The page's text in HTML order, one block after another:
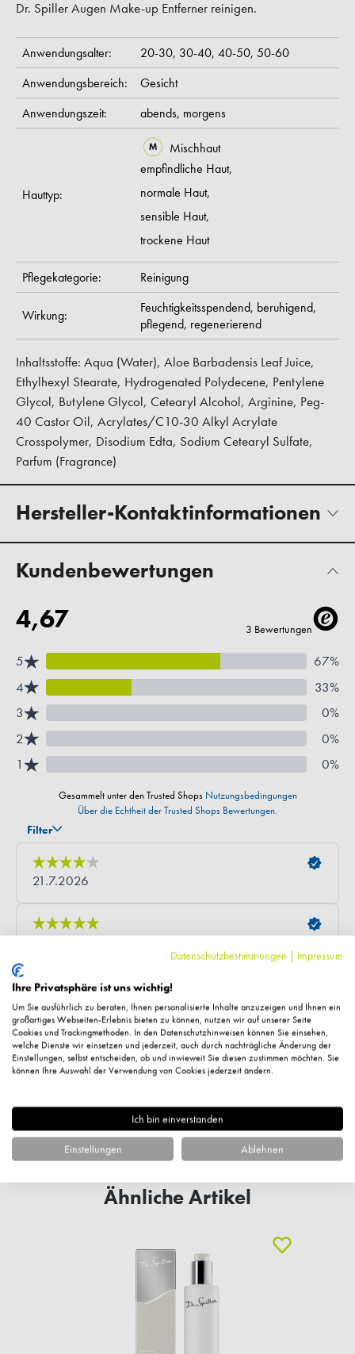
Dr. Spiller Augen Make-up Entferner reinigen.
Anwendungsalter: 20-30, 30-40, 40-50, 50-60
Anwendungsbereich:
Gesicht
Anwendungszeit:
abends, morgens
Hauttyp:
Mischhaut
empfindliche Haut,
normale Haut,
sensible Haut,
trockene Haut
Pflegekategorie: Reinigung
Wirkung: Feuchtigkeitsspendend, beruhigend,
pflegend, regenerierend
Inhaltsstoffe: Aqua (Water), Aloe Barbadensis Leaf Juice,
Ethylhexyl Stearate, Hydrogenated Polydecene, Pentylene
Glycol, Butylene Glycol, Cetearyl Alcohol, Arginine, Peg-
40 Castor Oil, Acrylates/C10-30 Alkyl Acrylate
Crosspolymer, Disodium Edta, Sodium Cetearyl Sulfate,
Parfum (Fragrance)
Hersteller-Kontaktinformationen
Kundenbewertungen
Ähnliche Artikel
Datenschutzbestimmungen | Impressum
Ihre Privatsphäre ist uns wichtig!
Um Sie ausführlich zu beraten, Ihnen personalisierte Inhalte anzuzeigen und Ihnen ein
großartiges Webseiten-Erlebnis bieten zu können, nutzen wir auf unserer Seite
Cookies und Trackingmethoden. In den Datenschutzhinweisen können Sie einsehen,
welche Dienste wir einsetzen und jederzeit, auch durch nachträgliche Änderung der
Einstellungen, selbst entscheiden, ob und inwieweit Sie diesen zustimmen möchten. Sie
können Ihre Auswahl der Verwendung von Cookies jederzeit ändern.
Ich bin einverstanden
Einstellungen Ablehnen